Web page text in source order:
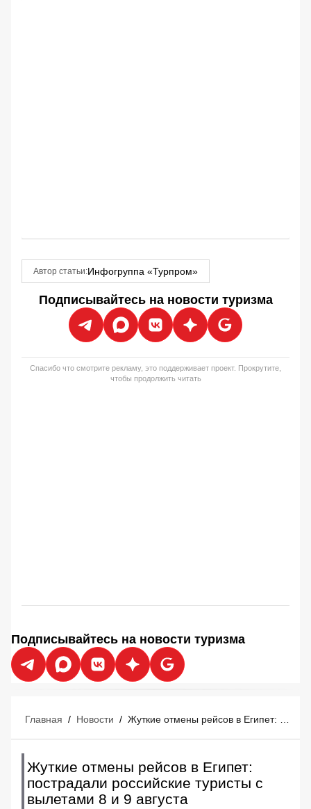
Автор статьи:Инфогруппа «Турпром»
Подписывайтесь на новости туризма
Спасибо что смотрите рекламу, это поддерживает проект. Прокрутите,
чтобы продолжить читать
Подписывайтесь на новости туризма
Главная / Новости /
Жуткие отмены рейсов в Египет:
пострадали российские туристы с
вылетами 8 и 9 августа